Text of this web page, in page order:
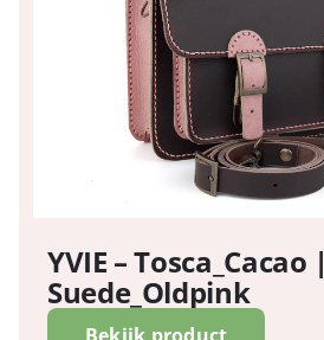
YVIE – Tosca_Cacao |
Suede_Oldpink